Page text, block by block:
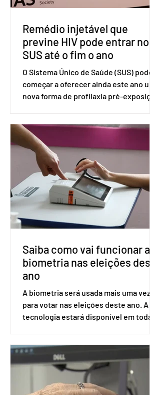
assumidas pelos Estados Unid
Remédio injetável que
previne HIV pode entrar no
SUS até o fim o ano
O Sistema Único de Saúde (SUS) pode
começar a oferecer ainda este ano uma
nova forma de profilaxia pré-exposição
medicamento carbotegravir, que
impede a replicação do vírus de forma
prolongada e pode ser tomado a cada
dois meses. O pedido de inclusão vai
ser encaminhado pelo Ministério da
Saúde à Comissão Nacional de
Incorporação de Novas Tecnologias no
SUS (Conitec) na semana que vem. A
Conitec é um colegiado
Saiba como vai funcionar a
biometria nas eleições deste
ano
A biometria será usada mais uma vez
para votar nas eleições deste ano. A
tecnologia estará disponível em todas
Apesar da requisição, a biometria não é
obrigatória para exercer o direito ao
voto. Se o título estiver regular, o
eleitor pode votar mesmo sem ter